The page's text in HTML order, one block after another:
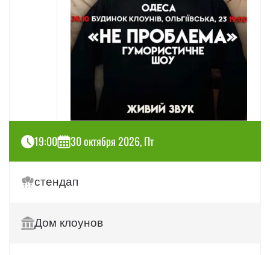
19:00 30 октября 2026, Пт
стендап
Дом клоунов